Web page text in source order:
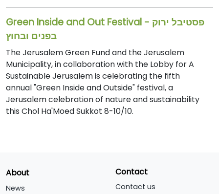
Green Inside and Out Festival - פסטיבל ירוק
בפנים ובחוץ
The Jerusalem Green Fund and the Jerusalem
Municipality, in collaboration with the Lobby for A
Sustainable Jerusalem is celebrating the fifth
annual "Green Inside and Outside" festival, a
Jerusalem celebration of nature and sustainability
this Chol Ha'Moed Sukkot 8-10/10.
About
News
Contact
Contact us